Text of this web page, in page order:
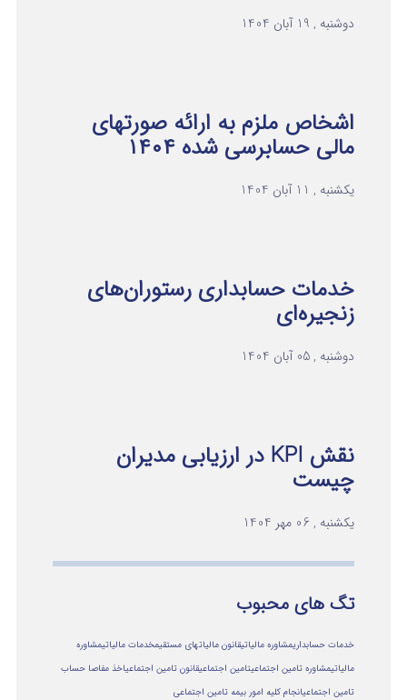
دوشنبه , 19 آبان 1404
اشخاص ملزم به ارائه صورتهای
مالی حسابرسی شده ۱۴۰۴
یکشنبه , 11 آبان 1404
خدمات حسابداری رستوران‌های
زنجیره‌ای
دوشنبه , 05 آبان 1404
نقش KPI در ارزیابی مدیران
چیست
یکشنبه , 06 مهر 1404
تگ های محبوب
خدمات حسابداریمشاوره مالیاتیقانون مالیاتهای مستقیمخدمات مالیاتیمشاوره
مالياتيمشاوره تامین اجتماعیتامین اجتماعیقانون تامین اجتماعیاخذ مفاصا حساب
تامین اجتماعیانجام کلیه امور بیمه تامین اجتماعی